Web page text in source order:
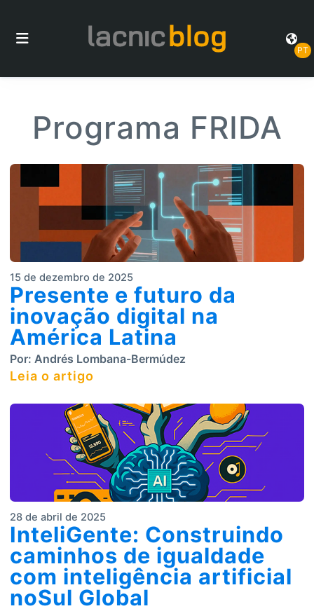
PT
Programa FRIDA
15 de dezembro de 2025
Presente e futuro da
inovação digital na
América Latina
Por: Andrés Lombana-Bermúdez
Leia o artigo
28 de abril de 2025
InteliGente: Construindo
caminhos de igualdade
com inteligência artificial
noSul Global